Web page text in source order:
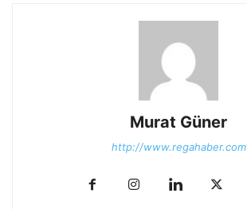
Murat Güner
http://www.regahaber.com